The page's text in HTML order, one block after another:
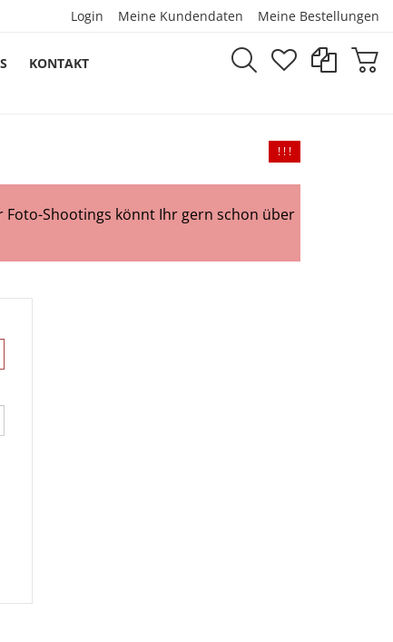
Login Meine Kundendaten Meine Bestellungen
KONTAKT
Foto-Shootings könnt Ihr gern schon über
! ! !